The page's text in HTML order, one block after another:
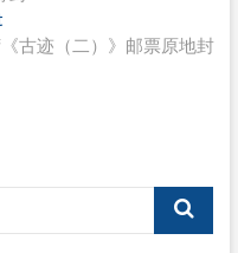
Next
post:
古迹（二）》邮票原地封